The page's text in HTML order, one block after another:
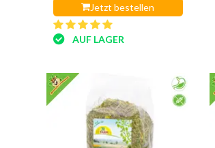
Jetzt bestellen
AUF LAGER